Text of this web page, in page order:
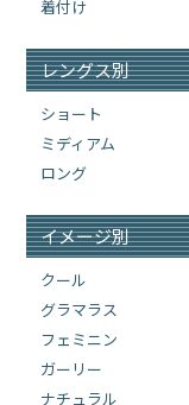
着付け
レングス別
ショート
ミディアム
ロング
イメージ別
クール
グラマラス
フェミニン
ガーリー
ナチュラル